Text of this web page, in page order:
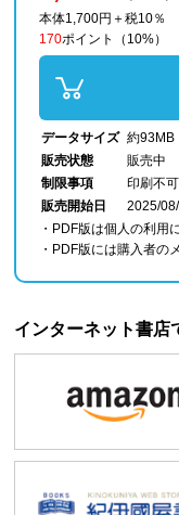
本体1,700円＋税10％
170ポイント （10%）
データサイズ 約93MB
販売状態
販売中
制限事項
印刷不
販売開始日
2025/
・PDF版は個人の利用
・PDF版には購入者の
インターネット書店